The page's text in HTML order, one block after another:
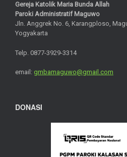
Gereja Katolik Maria Bunda Allah
Paroki Administratif Maguwo
Jln. Anggrek No. 6, Karangploso,
Yogyakarta
Telp. 0877-3929-3314
email: gmbamaguwo@gmail.com
DONASI